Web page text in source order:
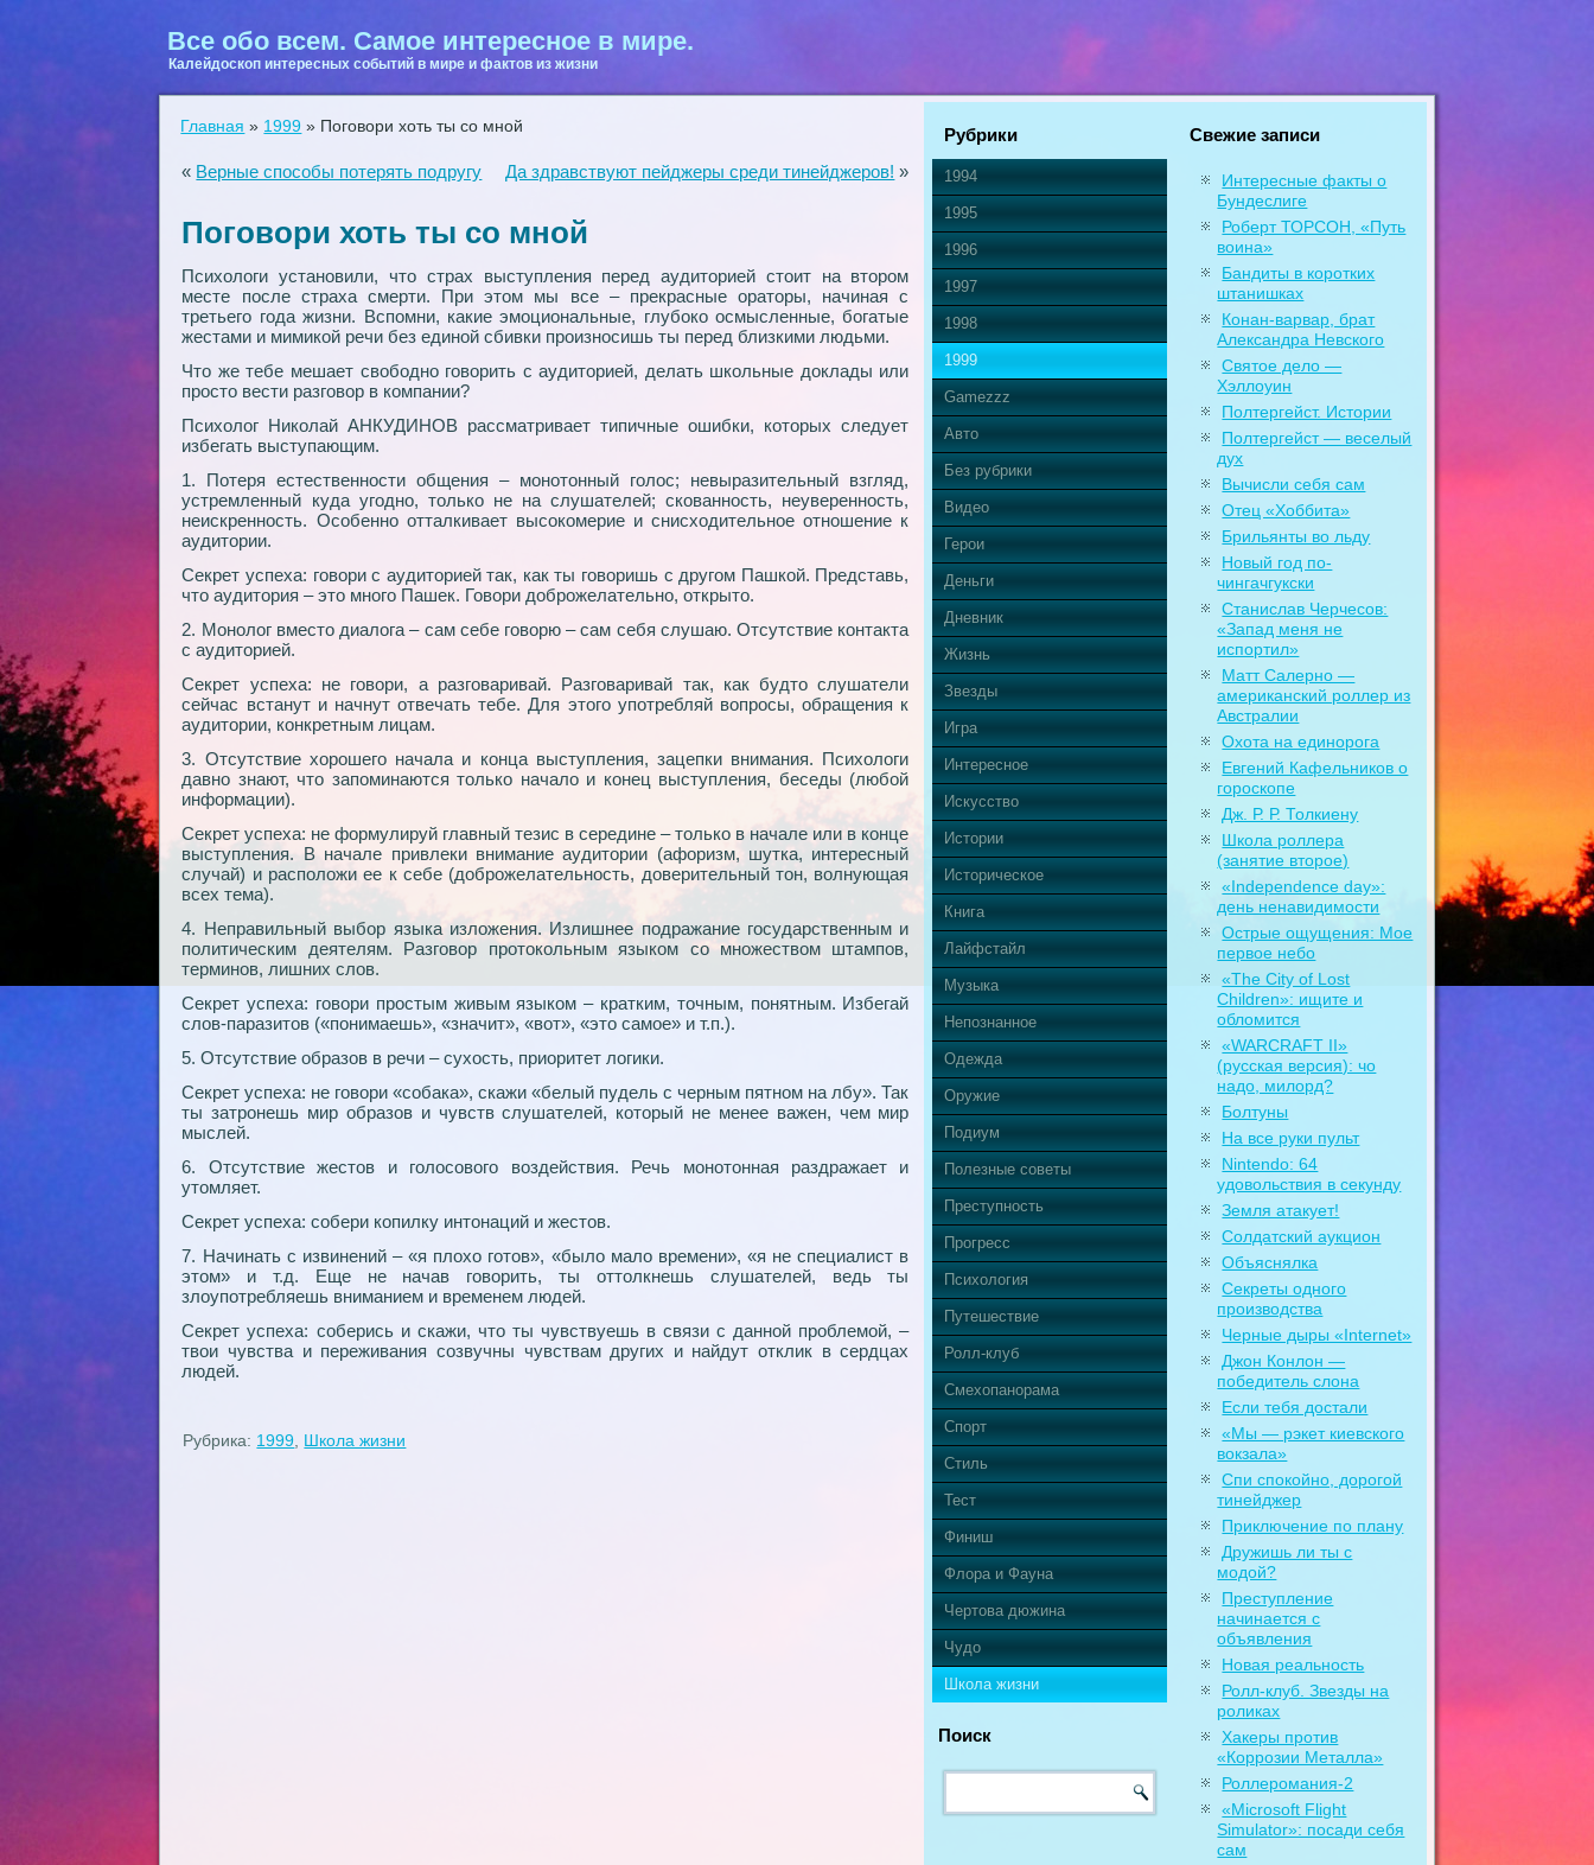
Все обо всем. Самое интересное в мире.
Калейдоскоп интересных событий в мире и фактов из жизни
Главная » 1999 » Поговори хоть ты со мной
« Верные способы потерять подругу Да здравствуют пейджеры среди тинейджеров! »
Поговори хоть ты со мной
Психологи установили, что страх выступления перед аудиторией стоит на втором
месте после страха смерти. При этом мы все – прекрасные ораторы, начиная с
третьего года жизни. Вспомни, какие эмоциональные, глубоко осмысленные, богатые
жестами и мимикой речи без единой сбивки произносишь ты перед близкими людьми.
Что же тебе мешает свободно говорить с аудиторией, делать школьные доклады или
просто вести разговор в компании?
Психолог Николай АНКУДИНОВ рассматривает типичные ошибки, которых следует
избегать выступающим.
1. Потеря естественности общения – монотонный голос; невыразительный взгляд,
устремленный куда угодно, только не на слушателей; скованность, неуверенность,
неискренность. Особенно отталкивает высокомерие и снисходительное отношение к
аудитории.
Секрет успеха: говори с аудиторией так, как ты говоришь с другом Пашкой. Представь,
что аудитория – это много Пашек. Говори доброжелательно, открыто.
2. Монолог вместо диалога – сам себе говорю – сам себя слушаю. Отсутствие контакта
с аудиторией.
Секрет успеха: не говори, а разговаривай. Разговаривай так, как будто слушатели
сейчас встанут и начнут отвечать тебе. Для этого употребляй вопросы, обращения к
аудитории, конкретным лицам.
3. Отсутствие хорошего начала и конца выступления, зацепки внимания. Психологи
давно знают, что запоминаются только начало и конец выступления, беседы (любой
информации).
Секрет успеха: не формулируй главный тезис в середине – только в начале или в конце
выступления. В начале привлеки внимание аудитории (афоризм, шутка, интересный
случай) и расположи ее к себе (доброжелательность, доверительный тон, волнующая
всех тема).
4. Неправильный выбор языка изложения. Излишнее подражание государственным и
политическим деятелям. Разговор протокольным языком со множеством штампов,
терминов, лишних слов.
Секрет успеха: говори простым живым языком – кратким, точным, понятным. Избегай
слов-паразитов («понимаешь», «значит», «вот», «это самое» и т.п.).
5. Отсутствие образов в речи – сухость, приоритет логики.
Секрет успеха: не говори «собака», скажи «белый пудель с черным пятном на лбу». Так
ты затронешь мир образов и чувств слушателей, который не менее важен, чем мир
мыслей.
6. Отсутствие жестов и голосового воздействия. Речь монотонная раздражает и
утомляет.
Секрет успеха: собери копилку интонаций и жестов.
7. Начинать с извинений – «я плохо готов», «было мало времени», «я не специалист в
этом» и т.д. Еще не начав говорить, ты оттолкнешь слушателей, ведь ты
злоупотребляешь вниманием и временем людей.
Секрет успеха: соберись и скажи, что ты чувствуешь в связи с данной проблемой, –
твои чувства и переживания созвучны чувствам других и найдут отклик в сердцах
людей.
Рубрика: 1999 Школа жизни
Рубрики
1994
1995
1996
1997
1998
1999
Gamezzz
Авто
Без рубрики
Видео
Герои
Деньги
Дневник
Жизнь
Звезды
Игра
Интересное
Искусство
Истории
Историческое
Книга
Лайфстайл
Музыка
Непознанное
Одежда
Оружие
Подиум
Полезные советы
Преступность
Прогресс
Психология
Путешествие
Ролл-клуб
Смехопанорама
Спорт
Стиль
Тест
Финиш
Флора и Фауна
Чертова дюжина
Чудо
Школа жизни
Поиск
Свежие записи
Интересные факты о
Бундеслиге
Роберт ТОРСОН, «Путь
воина»
Бандиты в коротких
штанишках
Конан-варвар, брат
Александра Невского
Святое дело —
Хэллоуин
Полтергейст. Истории
Полтергейст — веселый
дух
Вычисли себя сам
Отец «Хоббита»
Брильянты во льду
Новый год по-
чингачгукски
Станислав Черчесов:
«Запад меня не
испортил»
Матт Салерно —
американский роллер из
Австралии
Охота на единорога
Евгений Кафельников о
гороскопе
Дж. Р. Р. Толкиену
Школа роллера
(занятие второе)
«Independence day»:
день ненавидимости
Острые ощущения: Мое
первое небо
«The City of Lost
Children»: ищите и
обломится
«WARCRAFT II»
(русская версия): чо
надо, милорд?
Болтуны
На все руки пульт
Nintendo: 64
удовольствия в секунду
Земля атакует!
Солдатский аукцион
Объяснялка
Секреты одного
производства
Черные дыры «Internet»
Джон Конлон —
победитель слона
Если тебя достали
«Мы — рэкет киевского
вокзала»
Спи спокойно, дорогой
тинейджер
Приключение по плану
Дружишь ли ты с
модой?
Преступление
начинается с
объявления
Новая реальность
Ролл-клуб. Звезды на
роликах
Хакеры против
«Коррозии Металла»
Роллеромания-2
«Microsoft Flight
Simulator»: посади себя
сам